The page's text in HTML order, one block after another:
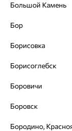
Цепь,
от 61 182
64%
Большой Камень
Бор
Борисовка
Борисоглебск
Боровичи
Боровск